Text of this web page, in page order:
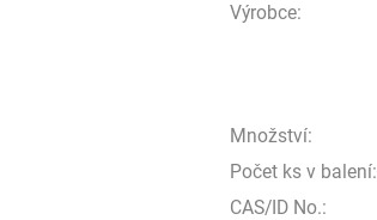
Výrobce:
Množství:
Počet ks v balení:
CAS/ID No.: